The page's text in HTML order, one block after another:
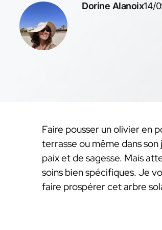
Dorine Alanoix14/
Faire pousser un olivier en
terrasse ou même dans son
paix et de sagesse. Mais
soins bien spécifiques. Je
faire prospérer cet arbre